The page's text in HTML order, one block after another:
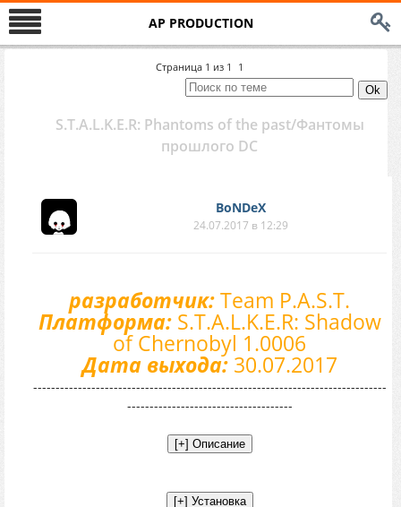
AP PRODUCTION
Страница 1 из 1 1
S.T.A.L.K.E.R: Phantoms of the past/Фантомы
прошлого DC
BoNDeX
24.07.2017 в 12:29
разработчик:Team P.A.S.T.
Платформа:S.T.A.L.K.E.R: Shadow
of Chernobyl 1.0006
Дата выхода:30.07.2017
-------------------------------------------------------------------------------
-------------------------------------